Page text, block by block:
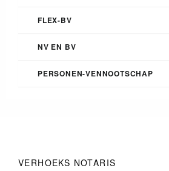
FLEX-BV
NV EN BV
PERSONEN-VENNOOTSCHAP
VERHOEKS NOTARIS